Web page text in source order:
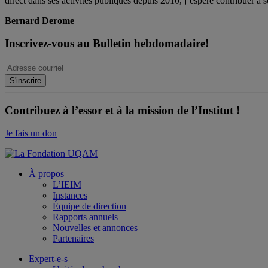
Bernard Derome
Inscrivez-vous au Bulletin hebdomadaire!
Contribuez à l’essor et à la mission de l’Institut !
Je fais un don
À propos
L’IEIM
Instances
Équipe de direction
Rapports annuels
Nouvelles et annonces
Partenaires
Expert-e-s